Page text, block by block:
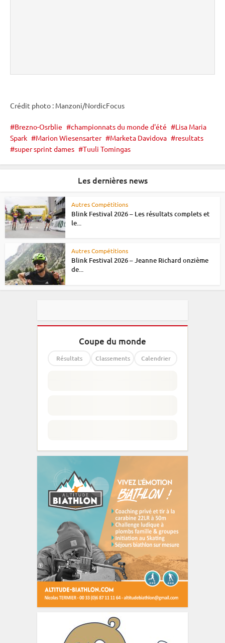
Crédit photo : Manzoni/NordicFocus
Brezno-Osrblie championnats du monde d'été
Lisa Maria
Spark
Marion Wiesensarter Marketa Davidova
resultats
super sprint dames
Tuuli Tomingas
Les dernières news
Autres Compétitions
Blink Festival 2026 – Les résultats complets et
le...
Autres Compétitions
Blink Festival 2026 – Jeanne Richard onzième
de...
Coupe du monde
Résultats Classements Calendrier